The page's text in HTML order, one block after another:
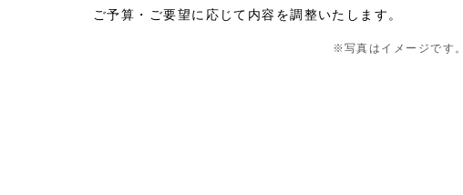
ご予算・ご要望に応じて内容を調整いたします。
※写真はイメージです。